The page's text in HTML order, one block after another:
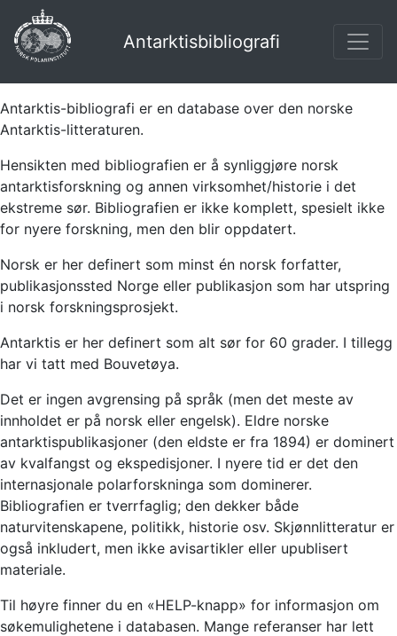
Antarktisbibliografi
Antarktis-bibliografi er en database over den norske
Antarktis-litteraturen.
Hensikten med bibliografien er å synliggjøre norsk
antarktisforskning og annen virksomhet/historie i det
ekstreme sør. Bibliografien er ikke komplett, spesielt ikke
for nyere forskning, men den blir oppdatert.
Norsk er her definert som minst én norsk forfatter,
publikasjonssted Norge eller publikasjon som har utspring
i norsk forskningsprosjekt.
Antarktis er her definert som alt sør for 60 grader. I tillegg
har vi tatt med Bouvetøya.
Det er ingen avgrensing på språk (men det meste av
innholdet er på norsk eller engelsk). Eldre norske
antarktispublikasjoner (den eldste er fra 1894) er dominert
av kvalfangst og ekspedisjoner. I nyere tid er det den
internasjonale polarforskninga som dominerer.
Bibliografien er tverrfaglig; den dekker både
naturvitenskapene, politikk, historie osv. Skjønnlitteratur er
også inkludert, men ikke avisartikler eller upublisert
materiale.
Til høyre finner du en «HELP-knapp» for informasjon om
søkemulighetene i databasen. Mange referanser har lett